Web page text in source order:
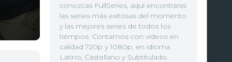
conozcas FullSeries, aquí encontraras
las series más exitosas del momento
y las mejores series de todos los
tiempos. Contamos con videos en
calidad 720p y 1080p, en idioma
Latino, Castellano y Subtitulado.